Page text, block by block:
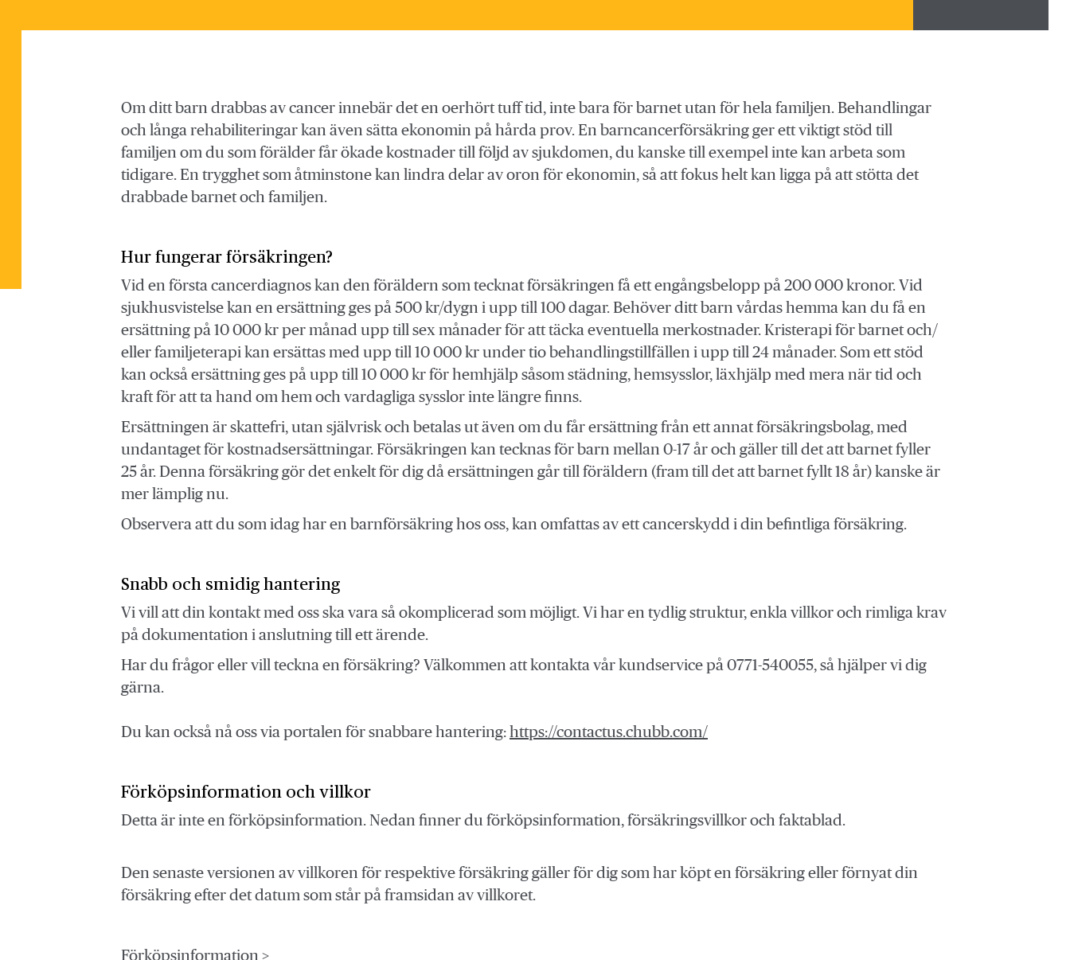
Om ditt barn drabbas av cancer innebär det en oerhört tuff tid, inte bara för barnet utan för hela familjen. Behandlingar
och långa rehabiliteringar kan även sätta ekonomin på hårda prov. En barncancerförsäkring ger ett viktigt stöd till
familjen om du som förälder får ökade kostnader till följd av sjukdomen, du kanske till exempel inte kan arbeta som
tidigare. En trygghet som åtminstone kan lindra delar av oron för ekonomin, så att fokus helt kan ligga på att stötta det
drabbade barnet och familjen.
Hur fungerar försäkringen?
Vid en första cancerdiagnos kan den föräldern som tecknat försäkringen få ett engångsbelopp på 200 000 kronor. Vid
sjukhusvistelse kan en ersättning ges på 500 kr/dygn i upp till 100 dagar. Behöver ditt barn vårdas hemma kan du få en
ersättning på 10 000 kr per månad upp till sex månader för att täcka eventuella merkostnader. Kristerapi för barnet och/
eller familjeterapi kan ersättas med upp till 10 000 kr under tio behandlingstillfällen i upp till 24 månader. Som ett stöd
kan också ersättning ges på upp till 10 000 kr för hemhjälp såsom städning, hemsysslor, läxhjälp med mera när tid och
kraft för att ta hand om hem och vardagliga sysslor inte längre finns.
Ersättningen är skattefri, utan självrisk och betalas ut även om du får ersättning från ett annat försäkringsbolag, med
undantaget för kostnadsersättningar. Försäkringen kan tecknas för barn mellan 0-17 år och gäller till det att barnet fyller
25 år. Denna försäkring gör det enkelt för dig då ersättningen går till föräldern (fram till det att barnet fyllt 18 år) kanske är
mer lämplig nu.
Observera att du som idag har en barnförsäkring hos oss, kan omfattas av ett cancerskydd i din befintliga försäkring.
Snabb och smidig hantering
Vi vill att din kontakt med oss ska vara så okomplicerad som möjligt. Vi har en tydlig struktur, enkla villkor och rimliga krav
på dokumentation i anslutning till ett ärende.
Har du frågor eller vill teckna en försäkring? Välkommen att kontakta vår kundservice på 0771-540055, så hjälper vi dig
gärna.
Du kan också nå oss via portalen för snabbare hantering: https://contactus.chubb.com/
Förköpsinformation och villkor
Detta är inte en förköpsinformation. Nedan finner du förköpsinformation, försäkringsvillkor och faktablad.
Den senaste versionen av villkoren för respektive försäkring gäller för dig som har köpt en försäkring eller förnyat din
försäkring efter det datum som står på framsidan av villkoret.
Förköpsinformation >